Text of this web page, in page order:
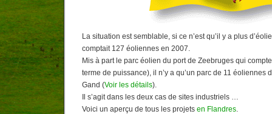
La situation est semblable, si ce n’est qu’il y a plus
comptait 127 éoliennes en 2007.
Mis à part le parc éolien du port de Zeebruges qui
terme de puissance), il n’y a qu’un parc de 11 éoliennes
Gand (Voir les détails).
Il s’agit dans les deux cas de sites industriels …
Voici un aperçu de tous les projets en Flandres